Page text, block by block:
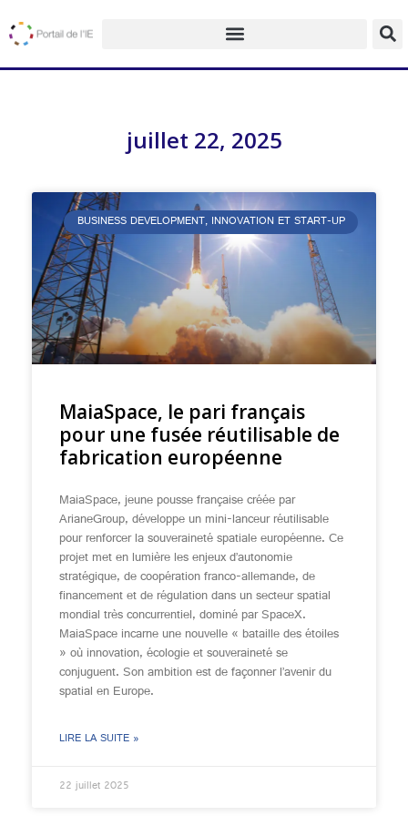
juillet 22, 2025
BUSINESS DEVELOPMENT, INNOVATION ET START-UP
MaiaSpace, le pari français
pour une fusée réutilisable de
fabrication européenne
MaiaSpace, jeune pousse française créée par
ArianeGroup, développe un mini-lanceur réutilisable
pour renforcer la souveraineté spatiale européenne. Ce
projet met en lumière les enjeux d’autonomie
stratégique, de coopération franco-allemande, de
financement et de régulation dans un secteur spatial
mondial très concurrentiel, dominé par SpaceX.
MaiaSpace incarne une nouvelle « bataille des étoiles
» où innovation, écologie et souveraineté se
conjuguent. Son ambition est de façonner l’avenir du
spatial en Europe.
LIRE LA SUITE »
22 juillet 2025